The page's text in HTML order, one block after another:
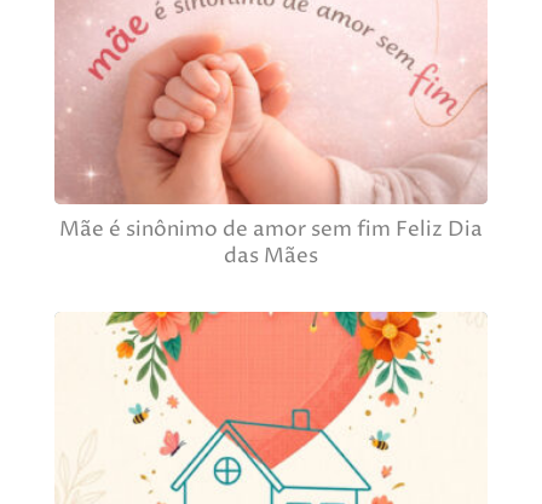
Mãe é sinônimo de amor sem fim Feliz Dia
das Mães